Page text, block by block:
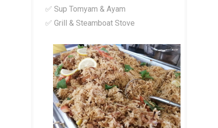
✅ Sup Tomyam & Ayam
✅ Grill & Steamboat Stove